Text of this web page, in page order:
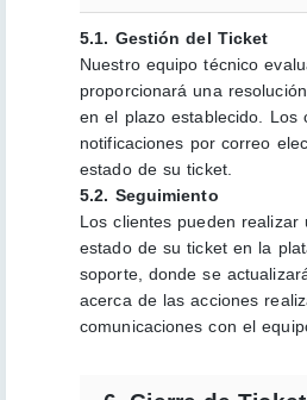
5.1. Gestión del Ticket
Nuestro equipo técnico
proporcionará una
en el plazo establecido. Los
notificaciones por correo
estado de su ticket.
5.2. Seguimiento
Los clientes pueden realizar
estado de su ticket en la
soporte, donde se
acerca de las acciones
comunicaciones con el